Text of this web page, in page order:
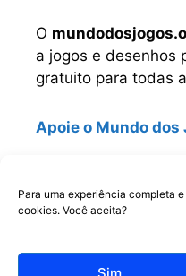
Para uma experiência completa
cookies. Você aceita?
Sim
O
a jogos e desenhos
gratuito para todas
Apoie o Mundo dos
Telegram WhatsApp
Copyrigth ©